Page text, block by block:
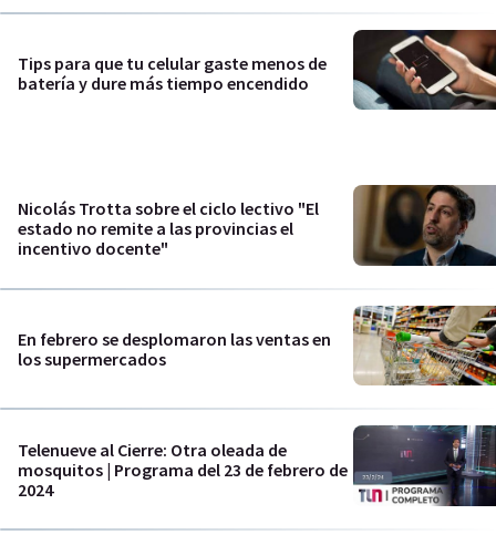
Tips para que tu celular gaste menos de
batería y dure más tiempo encendido
Nicolás Trotta sobre el ciclo lectivo "El
estado no remite a las provincias el
incentivo docente"
En febrero se desplomaron las ventas en
los supermercados
Telenueve al Cierre: Otra oleada de
mosquitos | Programa del 23 de febrero de
2024